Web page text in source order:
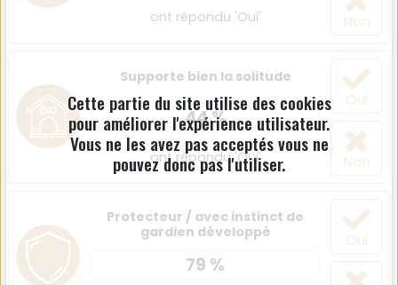
ont répondu 'Oui' Non
Supporte bien la solitude
44 %
ont répondu 'Oui'
Oui
Non
Protecteur / avec instinct de
gardien développé
79 %
Oui
Cette partie du site utilise des cookies
pour améliorer l'expérience utilisateur.
Vous ne les avez pas acceptés vous ne
pouvez donc pas l'utiliser.